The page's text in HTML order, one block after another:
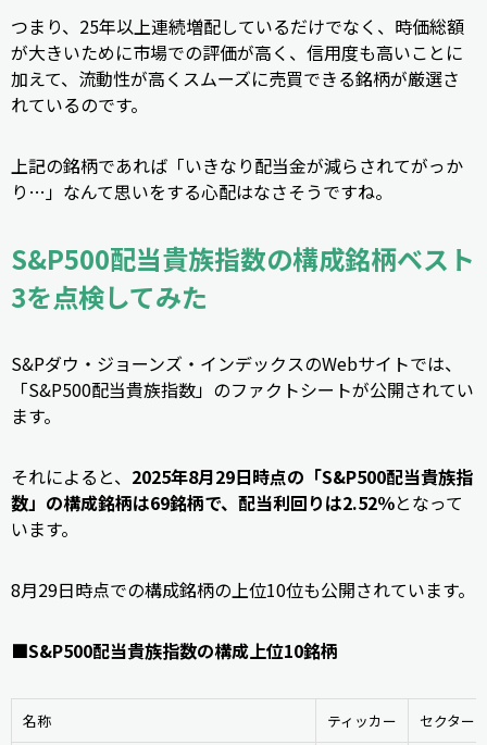
つまり、25年以上連続増配しているだけでなく、時価総額
が大きいために市場での評価が高く、信用度も高いことに
加えて、流動性が高くスムーズに売買できる銘柄が厳選さ
れているのです。
上記の銘柄であれば「いきなり配当金が減らされてがっか
り…」なんて思いをする心配はなさそうですね。
S&P500配当貴族指数の構成銘柄ベスト
3を点検してみた
S&Pダウ・ジョーンズ・インデックスのWebサイトでは、
「S&P500配当貴族指数」のファクトシートが公開されてい
ます。
それによると、 2025年8月29日時点の「S&P500配当貴族指
数」の構成銘柄は69銘柄で、配当利回りは2.52％となって
います。
8月29日時点での構成銘柄の上位10位も公開されています。
■S&P500配当貴族指数の構成上位10銘柄
名称 ティッカー セクター